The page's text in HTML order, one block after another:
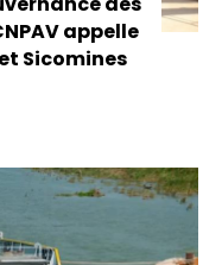
appelle
Sicomines